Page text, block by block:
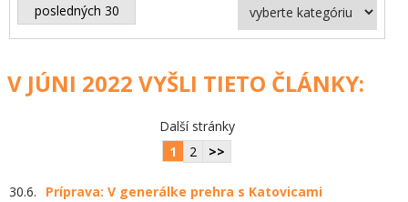
posledných 30
V JÚNI 2022 VYŠLI TIETO ČLÁNKY:
Další stránky
1
2 >>
30.6. Príprava: V generálke prehra s Katovicami